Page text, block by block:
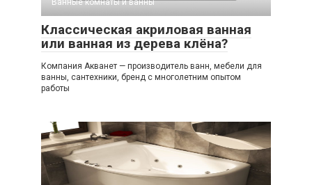
Ванные комнаты и ванны
Классическая акриловая ванная
или ванная из дерева клёна?
Компания Акванет — производитель ванн, мебели для
ванны, сантехники, бренд с многолетним опытом
работы